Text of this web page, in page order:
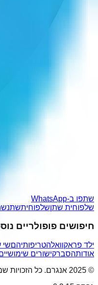
שתפו ב-WhatsApp
שלפוחית שתןשלפוחיתשתנ
חיפושים פופולריים
ילד פראקוואלהטריפותיהםשי
אודותהסברקישורים
© 2025 אנגרם. כל הזכויות שמורות.